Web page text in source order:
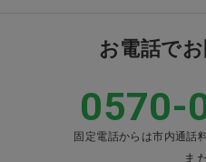
お電話で
0570-
固定電話からは市内通話
ま